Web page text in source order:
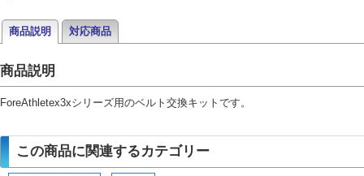
商品説明 対応商品
商品説明
ForeAthletex3xシリーズ用のベルト交換キットです。
この商品に関連するカテゴリー